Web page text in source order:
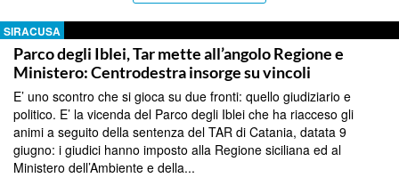
SIRACUSA
Parco degli Iblei, Tar mette all’angolo Regione e
Ministero: Centrodestra insorge su vincoli
E’ uno scontro che si gioca su due fronti: quello giudiziario e
politico. E’ la vicenda del Parco degli Iblei che ha riacceso gli
animi a seguito della sentenza del TAR di Catania, datata 9
giugno: i giudici hanno imposto alla Regione siciliana ed al
Ministero dell’Ambiente e della...